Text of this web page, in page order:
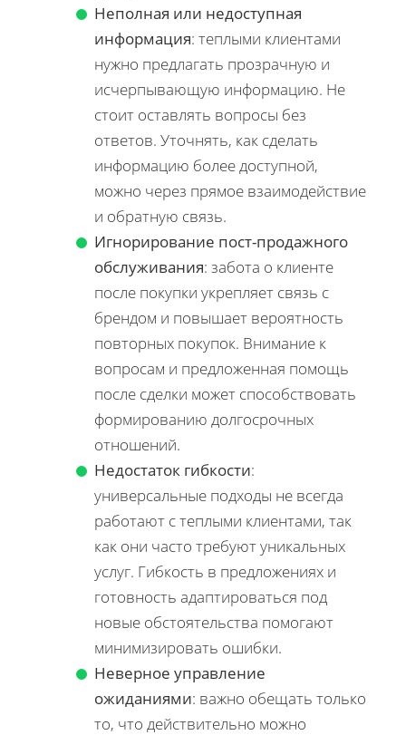
Неполная или недоступная
информация: теплыми клиентами
нужно предлагать прозрачную и
исчерпывающую информацию. Не
стоит оставлять вопросы без
ответов. Уточнять, как сделать
информацию более доступной,
можно через прямое взаимодействие
и обратную связь.
Игнорирование пост-продажного
обслуживания: забота о клиенте
после покупки укрепляет связь с
брендом и повышает вероятность
повторных покупок. Внимание к
вопросам и предложенная помощь
после сделки может способствовать
формированию долгосрочных
отношений.
Недостаток гибкости:
универсальные подходы не всегда
работают с теплыми клиентами, так
как они часто требуют уникальных
услуг. Гибкость в предложениях и
готовность адаптироваться под
новые обстоятельства помогают
минимизировать ошибки.
Неверное управление
ожиданиями: важно обещать только
то, что действительно можно